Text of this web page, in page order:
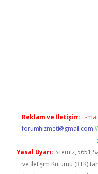
Reklam ve İletişim: E-
forumhizmeti@gmail.com
Yasal Uyarı: Sitemiz, 5651
ve İletişim Kurumu (BTK)